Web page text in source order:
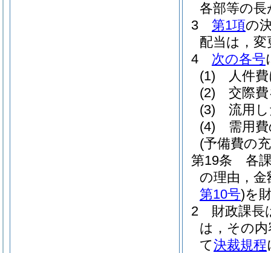
各部等の
3
第1項の
配当は，
4
次の各号
(1)
人件
(2)
交際
(3)
流用
(4)
需用
(予備費の
第19条
各
の理由，金
第10号)を
2
財政課長
は，その
て決裁規程